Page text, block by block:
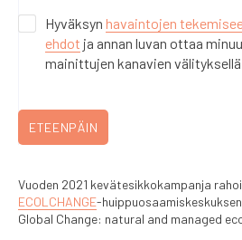
Hyväksyn havaintojen
ehdot ja annan luvan ottaa
mainittujen kanavien
ETEENPÄIN
Vuoden 2021 kevätesikkokampanja
ECOLCHANGE-
Global Change: natural and managed